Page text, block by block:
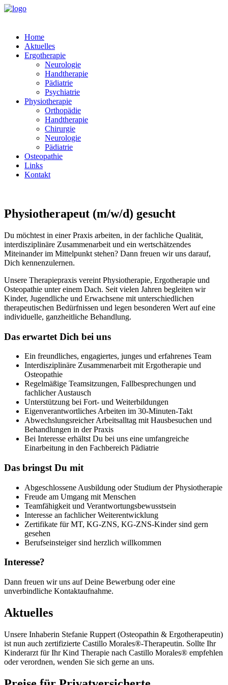
Home
Aktuelles
Ergotherapie
Neurologie
Handtherapie
Pädiatrie
Psychiatrie
Physiotherapie
Orthopädie
Handtherapie
Chirurgie
Neurologie
Pädiatrie
Osteopathie
Links
Kontakt
Physiotherapeut (m/w/d) gesucht
Du möchtest in einer Praxis arbeiten, in der fachliche Qualität,
interdisziplinäre Zusammenarbeit und ein wertschätzendes
Miteinander im Mittelpunkt stehen? Dann freuen wir uns darauf,
Dich kennenzulernen.
Unsere Therapiepraxis vereint Physiotherapie, Ergotherapie und
Osteopathie unter einem Dach. Seit vielen Jahren begleiten wir
Kinder, Jugendliche und Erwachsene mit unterschiedlichen
therapeutischen Bedürfnissen und legen besonderen Wert auf eine
individuelle, ganzheitliche Behandlung.
Das erwartet Dich bei uns
Ein freundliches, engagiertes, junges und erfahrenes Team
Interdisziplinäre Zusammenarbeit mit Ergotherapie und
Osteopathie
Regelmäßige Teamsitzungen, Fallbesprechungen und
fachlicher Austausch
Unterstützung bei Fort- und Weiterbildungen
Eigenverantwortliches Arbeiten im 30-Minuten-Takt
Abwechslungsreicher Arbeitsalltag mit Hausbesuchen und
Behandlungen in der Praxis
Bei Interesse erhältst Du bei uns eine umfangreiche
Einarbeitung in den Fachbereich Pädiatrie
Das bringst Du mit
Abgeschlossene Ausbildung oder Studium der Physiotherapie
Freude am Umgang mit Menschen
Teamfähigkeit und Verantwortungsbewusstsein
Interesse an fachlicher Weiterentwicklung
Zertifikate für MT, KG-ZNS, KG-ZNS-Kinder sind gern
gesehen
Berufseinsteiger sind herzlich willkommen
Interesse?
Dann freuen wir uns auf Deine Bewerbung oder eine
unverbindliche Kontaktaufnahme.
Aktuelles
Unsere Inhaberin Stefanie Ruppert (Osteopathin & Ergotherapeutin)
ist nun auch zertifizierte Castillo Morales®-Therapeutin. Sollte Ihr
Kinderarzt für Ihr Kind Therapie nach Castillo Morales® empfehlen
oder verordnen, wenden Sie sich gerne an uns.